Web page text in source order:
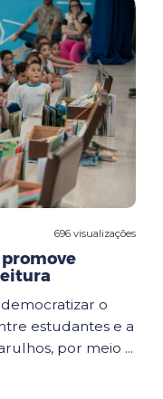
696 visualizações
o
estudantes e a
por meio ...